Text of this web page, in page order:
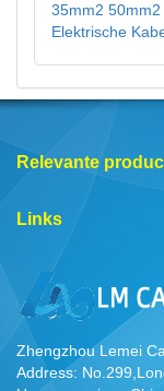
35mm2
Elektrische
Relevante
Links
Zhengzhou Lemei
Address: